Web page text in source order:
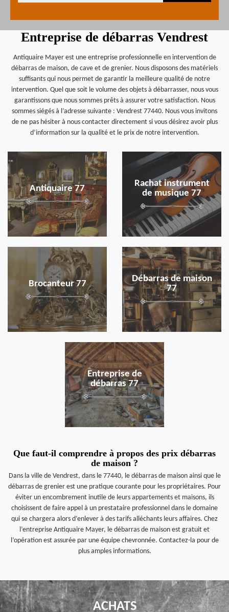
Entreprise de débarras Vendrest
Antiquaire Mayer est une entreprise professionnelle en intervention de
débarras de maison, de cave et de grenier. Nous disposons des matériels
suffisants qui nous permet de garantir la meilleure qualité de notre
intervention. Quel que soit le volume des objets à débarrasser, nous vous
garantissons que nous sommes prêts à assurer votre satisfaction. Nous
sommes siégés à l’adresse suivante : Vendrest 77440. Nous vous invitons
de ne pas hésiter à nous contacter directement si vous désirez avoir plus
d’information sur la qualité et le prix de notre intervention.
Antiquaire 77
en savoir plus
Rachat instrument
de musique 77
en savoir plus
Brocanteur 77
en savoir plus
Débarras de maison
77
en savoir plus
Entreprise de
débarras 77
en savoir plus
Que faut-il comprendre à propos des prix débarras
de maison ?
Dans la ville de Vendrest, dans le 77440, le débarras de maison ainsi que le
débarras de grenier est une pratique courante pour les propriétaires. Pour
éviter un encombrement inutile de leurs appartements et maisons, ils
choisissent de faire appel à un prestataire professionnel dans le domaine
qui se chargera alors d’enlever à des tarifs alléchants leurs affaires. Chez
l’entreprise Antiquaire Mayer, le débarras de maison est gratuit et
l’opération est assurée par une équipe chevronnée. Contactez-la pour de
plus amples informations.
ACHATS